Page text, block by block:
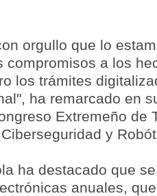
orgullo que lo
compromisos a los
los trámites
ha remarcado en
Extremeño de
y
ha destacado que
anuales,